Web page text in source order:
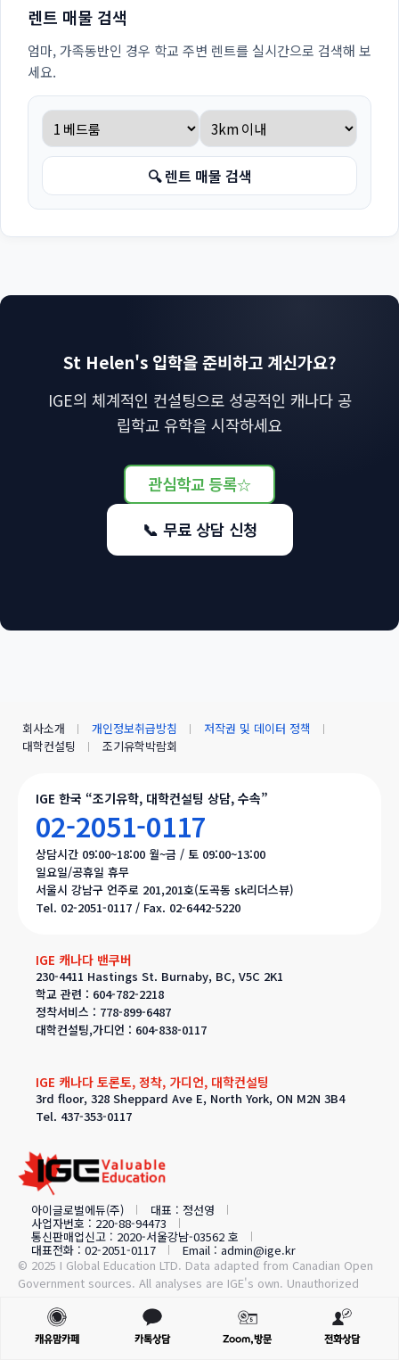
렌트 매물 검색
엄마, 가족동반인 경우 학교 주변 렌트를 실시간으로 검색해 보
세요.
🔍 렌트 매물 검색
St Helen's 입학을 준비하고 계신가요?
IGE의 체계적인 컨설팅으로 성공적인 캐나다 공
립학교 유학을 시작하세요
관심학교 등록☆
📞 무료 상담 신청
IGE 한국 “조기유학, 대학컨설팅 상담, 수속”
02-2051-0117
상담시간 09:00~18:00 월~금 / 토 09:00~13:00
일요일/공휴일 휴무
서울시 강남구 언주로 201,201호(도곡동 sk리더스뷰)
Tel. 02-2051-0117 / Fax. 02-6442-5220
IGE 캐나다 밴쿠버
230-4411 Hastings St. Burnaby, BC, V5C 2K1
학교 관련 : 604-782-2218
정착서비스 : 778-899-6487
대학컨설팅,가디언 : 604-838-0117
IGE 캐나다 토론토, 정착, 가디언, 대학컨설팅
3rd floor, 328 Sheppard Ave E, North York, ON M2N 3B4
Tel. 437-353-0117
아이글로벌에듀(주) 대표 : 정선영
사업자번호 : 220-88-94473
통신판매업신고 : 2020-서울강남-03562 호
대표전화 : 02-2051-0117 Email : admin@ige.kr
회사소개 개인정보취급방침
저작권 및 데이터 정책
대학컨설팅
조기유학박람회
© 2025 I Global Education LTD. Data adapted from Canadian Open
Government sources. All analyses are IGE's own. Unauthorized
캐유맘카페 카톡상담 Zoom,방문 전화상담